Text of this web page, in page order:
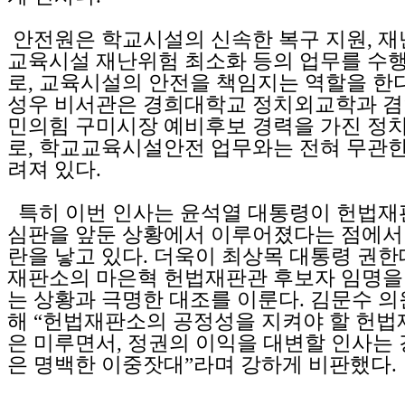
안전원은 학교시설의 신속한 복구 지원,
교육시설 재난위험 최소화 등의 업무를 수
로, 교육시설의 안전을 책임지는 역할을 한
성우 비서관은 경희대학교 정치외교학과
민의힘 구미시장 예비후보 경력을 가진 정
로, 학교교육시설안전 업무와는 전혀 무관
려져 있다.
특히 이번 인사는 윤석열 대통령이 헌법
심판을 앞둔 상황에서 이루어졌다는 점에
란을 낳고 있다. 더욱이 최상목 대통령 권
재판소의 마은혁 헌법재판관 후보자 임명
는 상황과 극명한 대조를 이룬다. 김문수
해 “헌법재판소의 공정성을 지켜야 할 헌법
은 미루면서, 정권의 이익을 대변할 인사는
은 명백한 이중잣대”라며 강하게 비판했다.